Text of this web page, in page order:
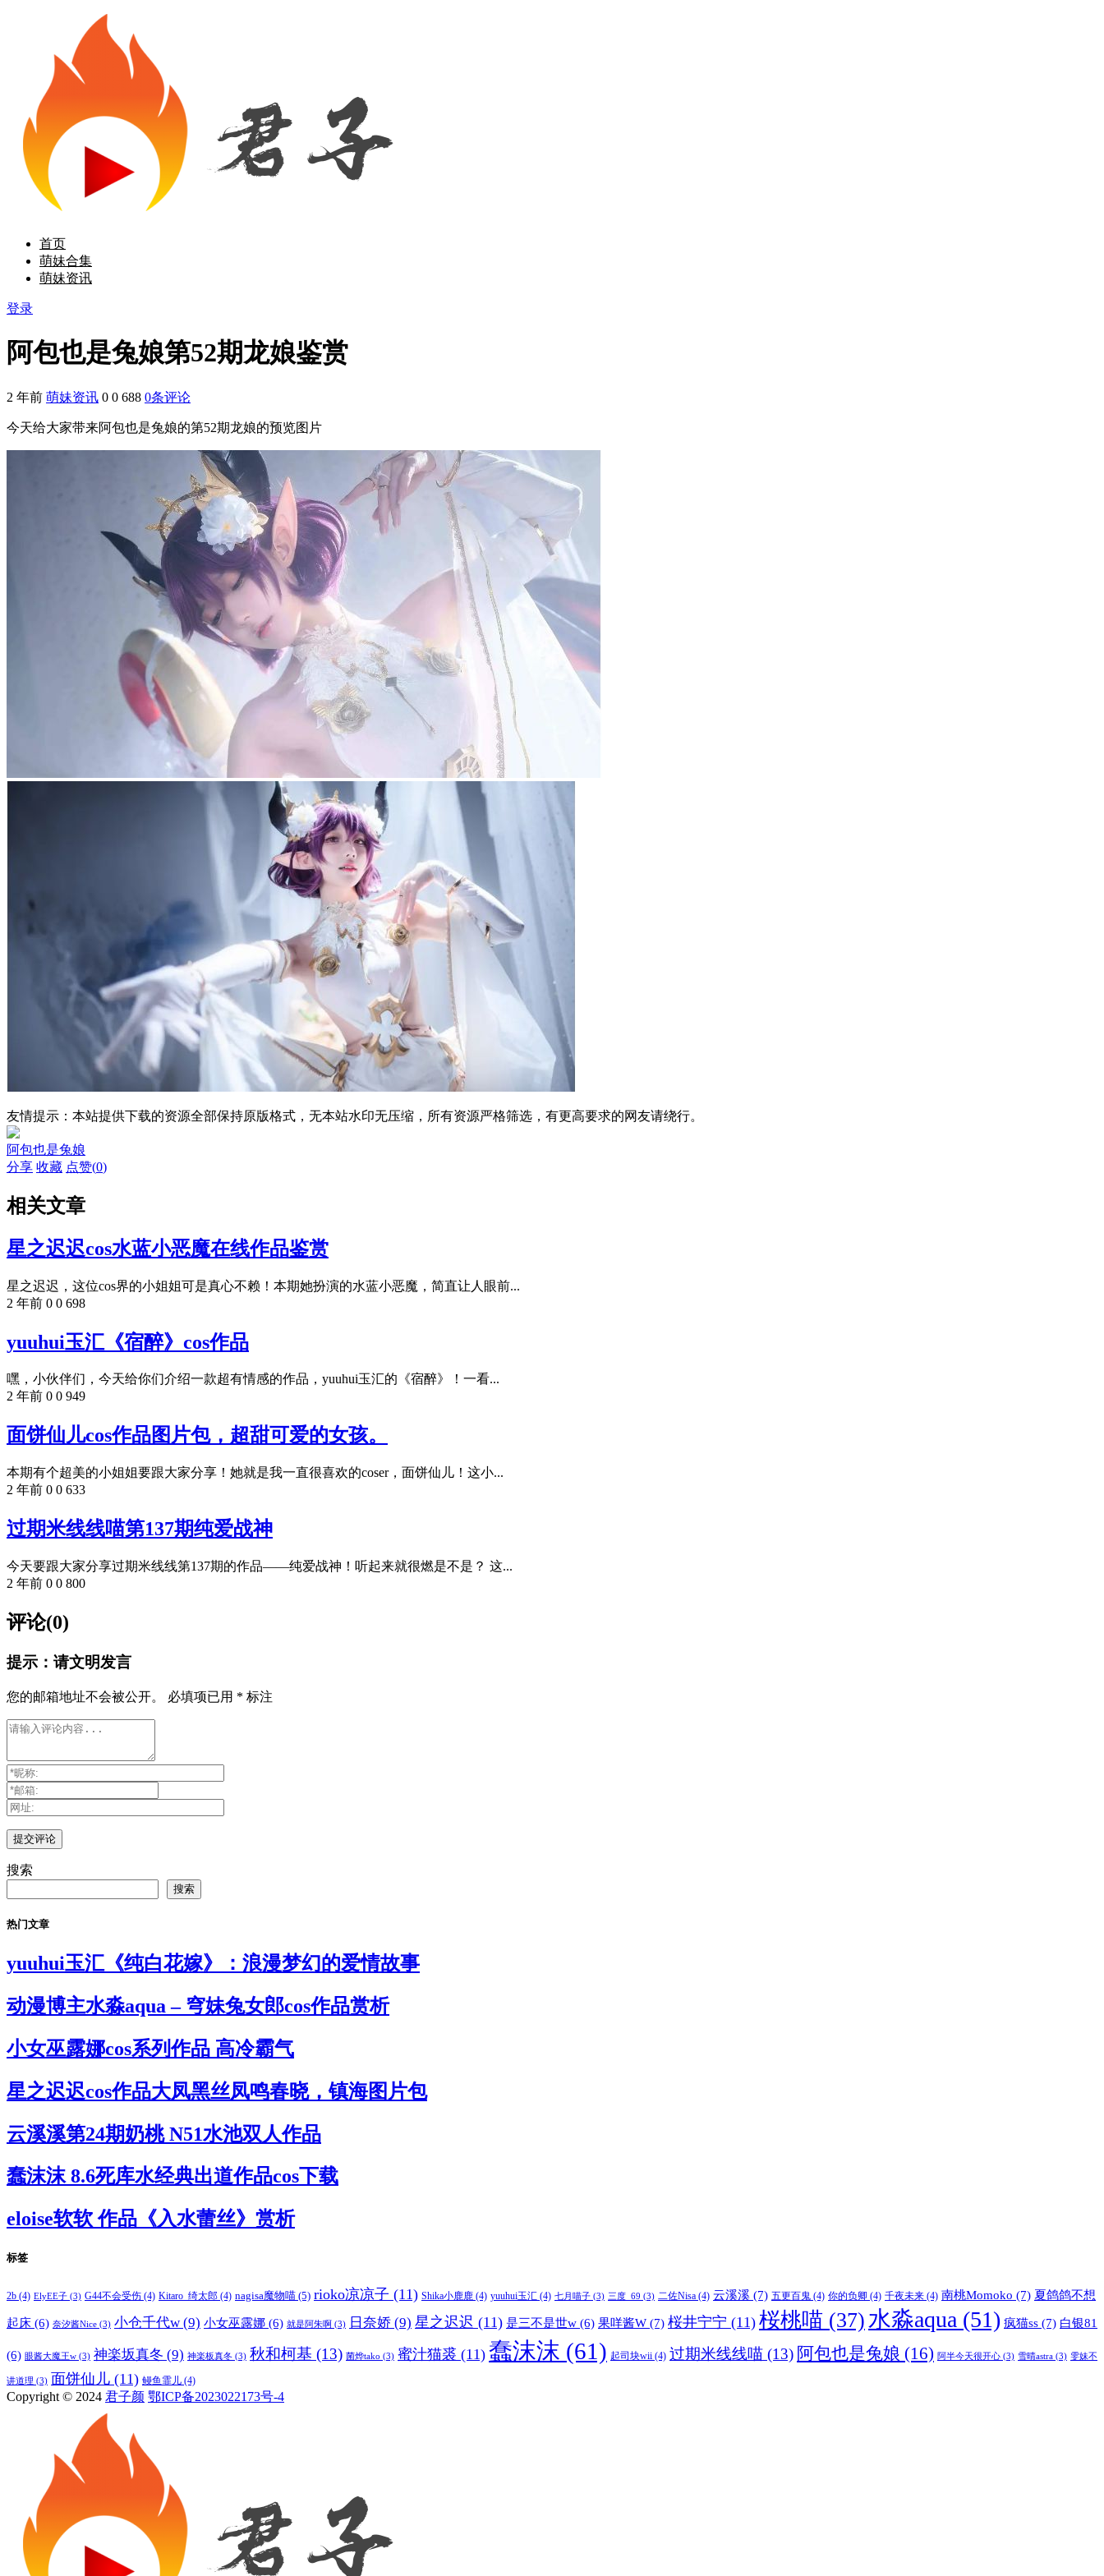
首页
萌妹合集
萌妹资讯
登录
阿包也是兔娘第52期龙娘鉴赏
2 年前 萌妹资讯 0 0 688 0条评论
今天给大家带来阿包也是兔娘的第52期龙娘的预览图片
友情提示：本站提供下载的资源全部保持原版格式，无本站水印无压缩，所有资源严格筛选，有更高要求的网友请绕行。
阿包也是兔娘
分享 收藏 点赞(0)
相关文章
星之迟迟cos水蓝小恶魔在线作品鉴赏
星之迟迟，这位cos界的小姐姐可是真心不赖！本期她扮演的水蓝小恶魔，简直让人眼前...
2 年前 0 0 698
yuuhui玉汇《宿醉》cos作品
嘿，小伙伴们，今天给你们介绍一款超有情感的作品，yuuhui玉汇的《宿醉》！一看...
2 年前 0 0 949
面饼仙儿cos作品图片包，超甜可爱的女孩。
本期有个超美的小姐姐要跟大家分享！她就是我一直很喜欢的coser，面饼仙儿！这小...
2 年前 0 0 633
过期米线线喵第137期纯爱战神
今天要跟大家分享过期米线线第137期的作品——纯爱战神！听起来就很燃是不是？ 这...
2 年前 0 0 800
评论(0)
提示：请文明发言
您的邮箱地址不会被公开。 必填项已用 * 标注
搜索
搜索
热门文章
yuuhui玉汇《纯白花嫁》：浪漫梦幻的爱情故事
动漫博主水淼aqua – 穹妹兔女郎cos作品赏析
小女巫露娜cos系列作品 高冷霸气
星之迟迟cos作品大凤黑丝凤鸣春晓，镇海图片包
云溪溪第24期奶桃 N51水池双人作品
蠢沫沫 8.6死库水经典出道作品cos下载
eloise软软 作品《入水蕾丝》赏析
标签
2b (4) ElyEE子 (3) G44不会受伤 (4) Kitaro_绮太郎 (4) nagisa魔物喵 (5) rioko凉凉子 (11) Shika小鹿鹿 (4) yuuhui玉汇 (4) 七月喵子 (3) 三度_69 (3) 二佐Nisa (4) 云溪溪 (7) 五更百鬼 (4) 你的负卿 (4) 千夜未来 (4) 南桃Momoko (7) 夏鸽鸽不想
起床 (6) 奈汐酱Nice (3) 小仓千代w (9) 小女巫露娜 (6) 就是阿朱啊 (3) 日奈娇 (9) 星之迟迟 (11) 是三不是世w (6) 果咩酱W (7) 桜井宁宁 (11) 桜桃喵 (37) 水淼aqua (51) 疯猫ss (7) 白银81
(6) 眼酱大魔王w (3) 神楽坂真冬 (9) 神楽板真冬 (3) 秋和柯基 (13) 菌烨tako (3) 蜜汁猫裘 (11) 蠢沫沫 (61) 起司块wii (4) 过期米线线喵 (13) 阿包也是兔娘 (16) 阿半今天很开心 (3) 雪晴astra (3) 雯妹不
讲道理 (3) 面饼仙儿 (11) 鳗鱼霏儿 (4)
Copyright © 2024 君子颜 鄂ICP备2023022173号-4